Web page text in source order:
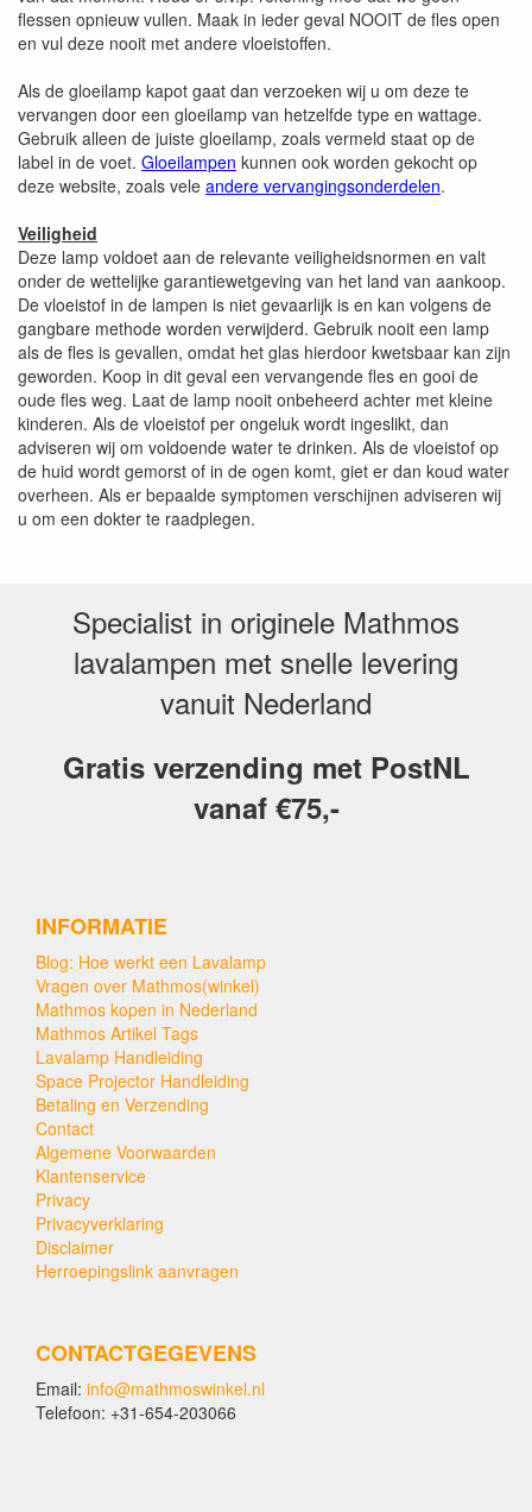
flessen opnieuw vullen. Maak in ieder geval NOOIT de fles open
en vul deze nooit met andere vloeistoffen.
Als de gloeilamp kapot gaat dan verzoeken wij u om deze te
vervangen door een gloeilamp van hetzelfde type en wattage.
Gebruik alleen de juiste gloeilamp, zoals vermeld staat op de
label in de voet. Gloeilampen kunnen ook worden gekocht op
deze website, zoals vele andere vervangingsonderdelen.
Veiligheid
Deze lamp voldoet aan de relevante veiligheidsnormen en valt
onder de wettelijke garantiewetgeving van het land van aankoop.
De vloeistof in de lampen is niet gevaarlijk is en kan volgens de
gangbare methode worden verwijderd. Gebruik nooit een lamp
als de fles is gevallen, omdat het glas hierdoor kwetsbaar kan zijn
geworden. Koop in dit geval een vervangende fles en gooi de
oude fles weg. Laat de lamp nooit onbeheerd achter met kleine
kinderen. Als de vloeistof per ongeluk wordt ingeslikt, dan
adviseren wij om voldoende water te drinken. Als de vloeistof op
de huid wordt gemorst of in de ogen komt, giet er dan koud water
overheen. Als er bepaalde symptomen verschijnen adviseren wij
u om een dokter te raadplegen.
Specialist in originele Mathmos
lavalampen met snelle levering
vanuit Nederland
Gratis verzending met PostNL
vanaf €75,-
INFORMATIE
Blog: Hoe werkt een Lavalamp
Vragen over Mathmos(winkel)
Mathmos kopen in Nederland
Mathmos Artikel Tags
Lavalamp Handleiding
Space Projector Handleiding
Betaling en Verzending
Contact
Algemene Voorwaarden
Klantenservice
Privacy
Privacyverklaring
Disclaimer
Herroepingslink aanvragen
CONTACTGEGEVENS
Email: info@mathmoswinkel.nl
Telefoon: +31-654-203066